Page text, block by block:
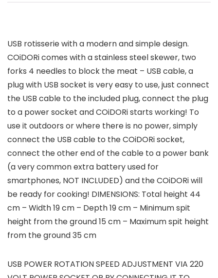
USB rotisserie with a modern and simple design.
COiDORi comes with a stainless steel skewer, two
forks 4 needles to block the meat – USB cable, a
plug with USB socket is very easy to use, just connect
the USB cable to the included plug, connect the plug
to a power socket and COiDORi starts working! To
use it outdoors or where there is no power, simply
connect the USB cable to the COiDORi socket,
connect the other end of the cable to a power bank
(a very common extra battery used for
smartphones, NOT INCLUDED) and the COiDORi will
be ready for cooking! DIMENSIONS: Total height 44
cm – Width 19 cm – Depth 19 cm – Minimum spit
height from the ground 15 cm – Maximum spit height
from the ground 35 cm
USB POWER ROTATION SPEED ADJUSTMENT VIA 220